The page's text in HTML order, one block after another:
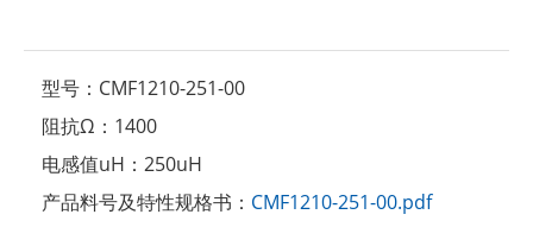
型号： CMF1210-251-00
阻抗Ω： 1400
电感值uH： 250uH
产品料号及特性规格书： CMF1210-251-00.pdf